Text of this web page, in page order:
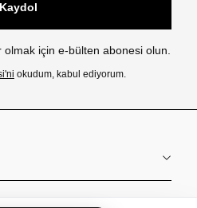
Kaydol
için e-bülten abonesi olun.
okudum, kabul ediyorum.